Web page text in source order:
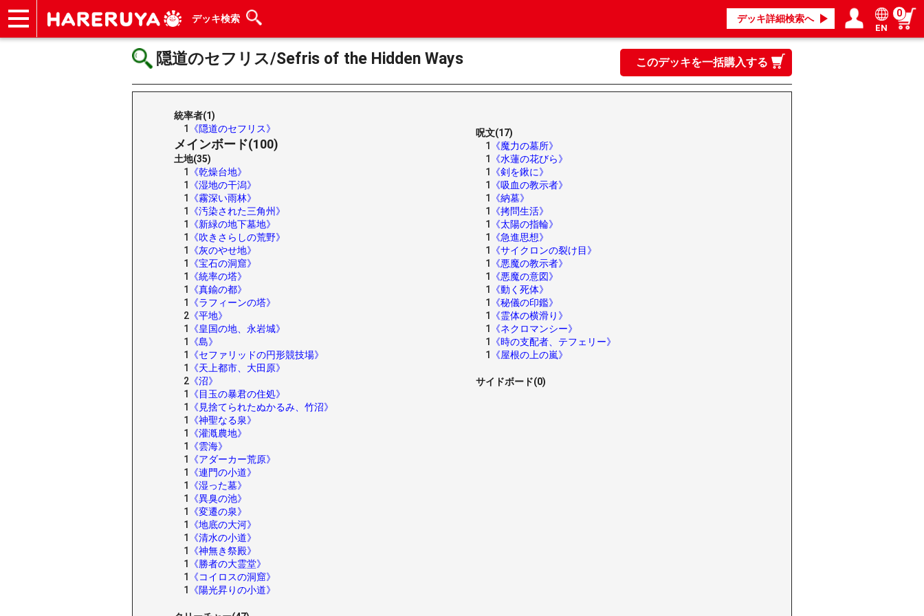
デッキ検索 デッキ詳細検索へ
ログイン／会員登録
マイページ
EN
0
隠道のセフリス/Sefris of the Hidden Ways このデッキを一括購入する
統率者(1)
1
《隠道のセフリス》
メインボード(100)
土地(35)
1
《乾燥台地》
1
《湿地の干潟》
1
《霧深い雨林》
1
《汚染された三角州》
1
《新緑の地下墓地》
1
《吹きさらしの荒野》
1
《灰のやせ地》
1
《宝石の洞窟》
1
《統率の塔》
1
《真鍮の都》
1
《ラフィーンの塔》
2 《平地》
1
《皇国の地、永岩城》
1
《島》
1
《セファリッドの円形競技場》
1
《天上都市、大田原》
2 《沼》
1
《目玉の暴君の住処》
1
《見捨てられたぬかるみ、竹沼》
1
《神聖なる泉》
1
《灌漑農地》
1
《雲海》
1
《アダーカー荒原》
1
《連門の小道》
1
《湿った墓》
1
《異臭の池》
1
《変遷の泉》
1
《地底の大河》
1
《清水の小道》
1
《神無き祭殿》
1
《勝者の大霊堂》
1
《コイロスの洞窟》
1
《陽光昇りの小道》
呪文(17)
1
《魔力の墓所》
1
《水蓮の花びら》
1
《剣を鍬に》
1
《吸血の教示者》
1
《納墓》
1
《拷問生活》
1
《太陽の指輪》
1
《急進思想》
1
《サイクロンの裂け目》
1
《悪魔の教示者》
1
《悪魔の意図》
1
《動く死体》
1
《秘儀の印鑑》
1
《霊体の横滑り》
1
《ネクロマンシー》
1
《時の支配者、テフェリー》
1
《屋根の上の嵐》
サイドボード(0)